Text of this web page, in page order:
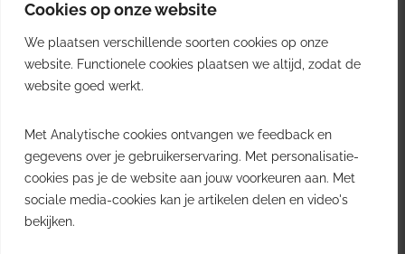
Cookies op onze website
We plaatsen verschillende soorten cookies op onze
website. Functionele cookies plaatsen we altijd, zodat de
website goed werkt.
Met Analytische cookies ontvangen we feedback en
gegevens over je gebruikerservaring. Met personalisatie-
cookies pas je de website aan jouw voorkeuren aan. Met
sociale media-cookies kan je artikelen delen en video's
bekijken.
Uw video op Logistiek.TV
Job plaatsen
Gratis wekelijkse update
inzichten uit de Belgische logistieke sector in uw inbox.
Ontvang je gratis
wekelijkse update